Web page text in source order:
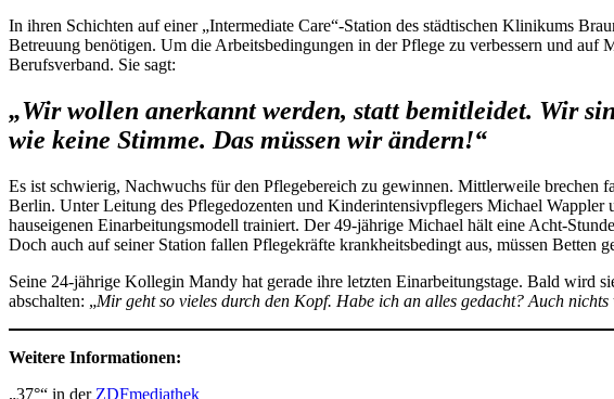
In ihren Schichten auf einer „Intermediate Care“-Station des städtischen Klinikums
Betreuung benötigen. Um die Arbeitsbedingungen in der Pflege zu verbessern und auf
Berufsverband. Sie sagt:
„Wir wollen anerkannt werden, statt bemitleidet. Wir
wie keine Stimme. Das müssen wir ändern!“
Es ist schwierig, Nachwuchs für den Pflegebereich zu gewinnen. Mittlerweile brechen
Berlin. Unter Leitung des Pflegedozenten und Kinderintensivpflegers Michael
hauseigenen Einarbeitungsmodell trainiert. Der 49-jährige Michael hält eine Acht-
Doch auch auf seiner Station fallen Pflegekräfte krankheitsbedingt aus, müssen Betten
Seine 24-jährige Kollegin Mandy hat gerade ihre letzten Einarbeitungstage. Bald wird
abschalten: „Mir geht so vieles durch den Kopf. Habe ich an alles gedacht? Auch nichts
Weitere Informationen:
„37°“ in der ZDFmediathek